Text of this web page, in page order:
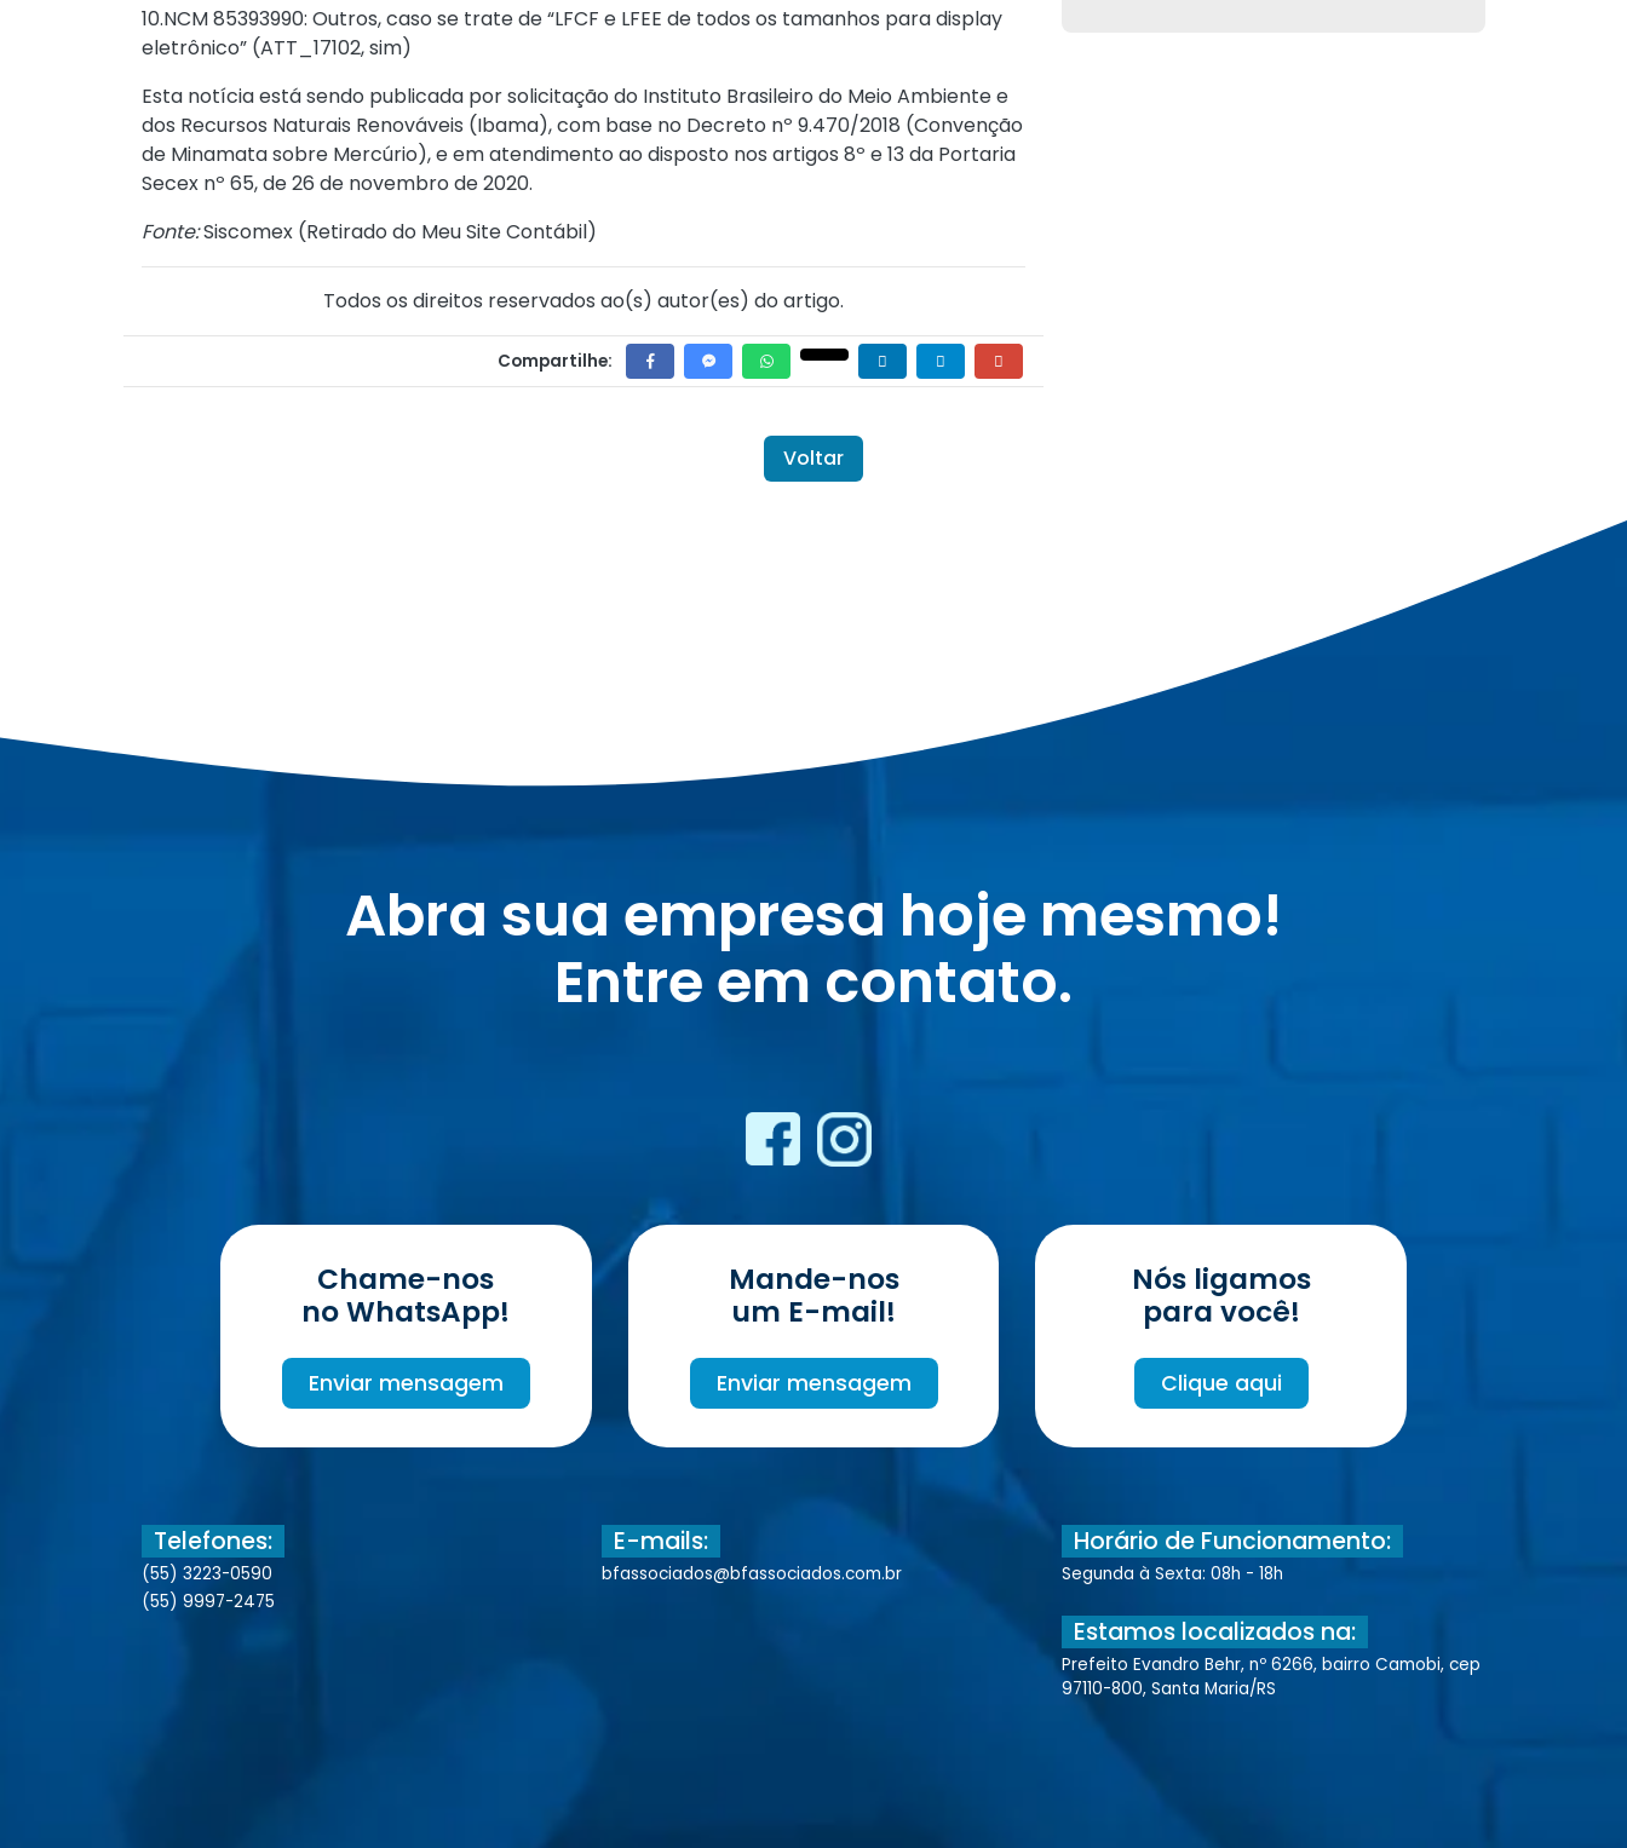
10.NCM 85393990: Outros, caso se trate de “LFCF e LFEE de todos os tamanhos para display
eletrônico” (ATT_17102, sim)
Esta notícia está sendo publicada por solicitação do Instituto Brasileiro do Meio Ambiente e
dos Recursos Naturais Renováveis (Ibama), com base no Decreto nº 9.470/2018 (Convenção
de Minamata sobre Mercúrio), e em atendimento ao disposto nos artigos 8º e 13 da Portaria
Secex nº 65, de 26 de novembro de 2020.
Fonte:Siscomex (Retirado do Meu Site Contábil)
Todos os direitos reservados ao(s) autor(es) do artigo.
Compartilhe:
Voltar
Abra sua empresa hoje mesmo!
Entre em contato.
Chame-nos
no WhatsApp!
Enviar mensagem
Mande-nos
um E-mail!
Enviar mensagem
Nós ligamos
para você!
Clique aqui
Telefones:
(55) 3223-0590
(55) 9997-2475
E-mails:
bfassociados@bfassociados.com.br
Horário de Funcionamento:
Segunda à Sexta: 08h - 18h
Estamos localizados na:
Prefeito Evandro Behr, nº 6266, bairro Camobi, cep
97110-800, Santa Maria/RS